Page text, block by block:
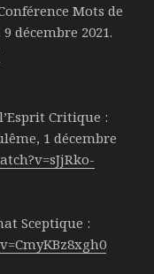
Mots de
décembre 2021.
Critique :
1 décembre
Sceptique :